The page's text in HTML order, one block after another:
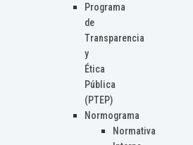
Programa
de
Transparencia
y
Ética
Pública
(PTEP)
Normograma
Normativa